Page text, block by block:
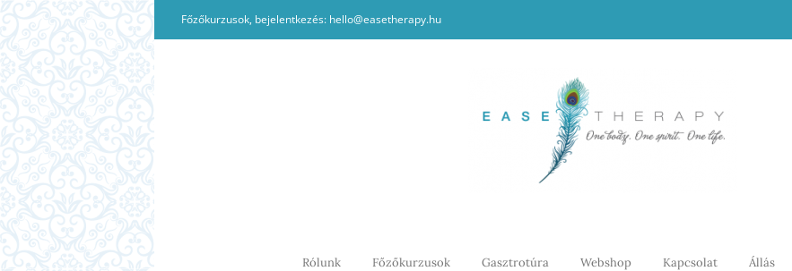
Kihagyás
Főzőkurzusok, bejelentkezés: hello@easetherapy.hu
Rólunk Főzőkurzusok Gasztrotúra Webshop Kapcsolat Állás